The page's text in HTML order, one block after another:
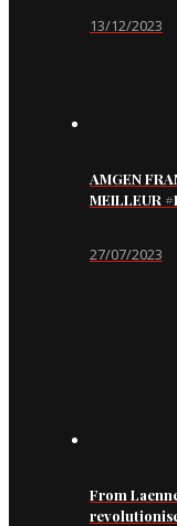
13/12/2023
AMGEN
MEILLEUR
27/07/2023
From